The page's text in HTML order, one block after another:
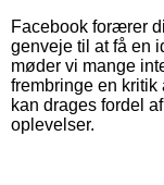
Facebook forærer
genveje til at få en
møder vi mange
frembringe en kritik
kan drages fordel
oplevelser.